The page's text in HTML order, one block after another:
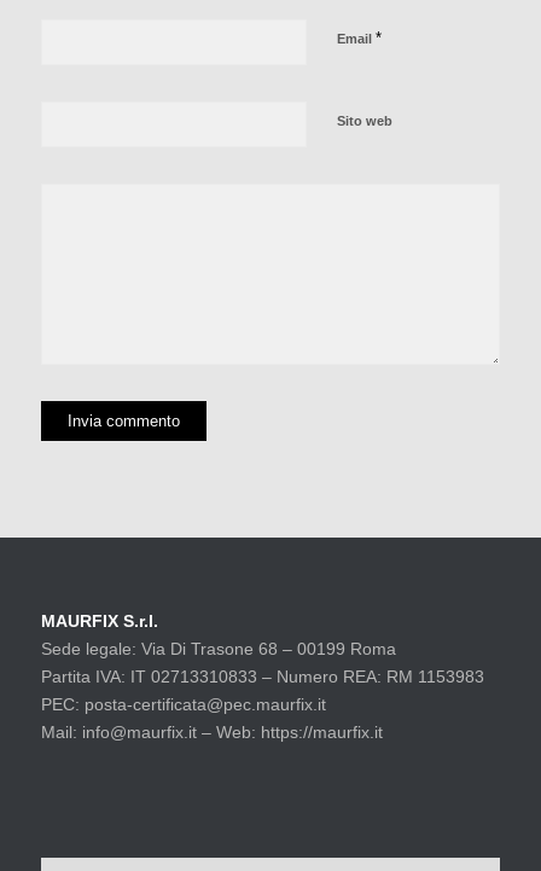
Email *
Sito web
MAURFIX S.r.l.
Sede legale: Via Di Trasone 68 – 00199 Roma
Partita IVA: IT 02713310833 – Numero REA: RM 1153983
PEC: posta-certificata@pec.maurfix.it
Mail: info@maurfix.it – Web: https://maurfix.it